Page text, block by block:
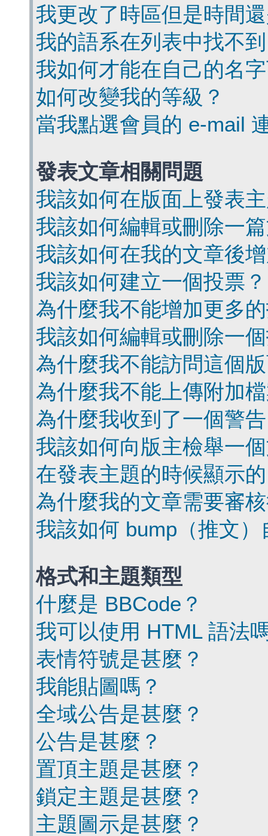
我更改了時區但是時間
我的語系在列表中找不
我如何才能在自己的名
如何改變我的等級？
當我點選會員的 e-mail
發表文章相關問題
我該如何在版面上發表
我該如何編輯或刪除一
我該如何在我的文章後
我該如何建立一個投票？
為什麼我不能增加更多
我該如何編輯或刪除一
為什麼我不能訪問這個
為什麼我不能上傳附加
為什麼我收到了一個警
我該如何向版主檢舉一
在發表主題的時候顯示
為什麼我的文章需要審
我該如何 bump（推文
格式和主題類型
什麼是 BBCode？
我可以使用 HTML 語法
表情符號是甚麼？
我能貼圖嗎？
全域公告是甚麼？
公告是甚麼？
置頂主題是甚麼？
鎖定主題是甚麼？
主題圖示是甚麼？